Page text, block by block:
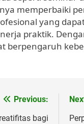
memperbaiki
yang
praktik.
berpengaruh
Previous:
bagi